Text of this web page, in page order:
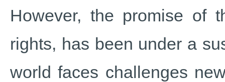
However, the promise of
rights, has been under a
world faces challenges